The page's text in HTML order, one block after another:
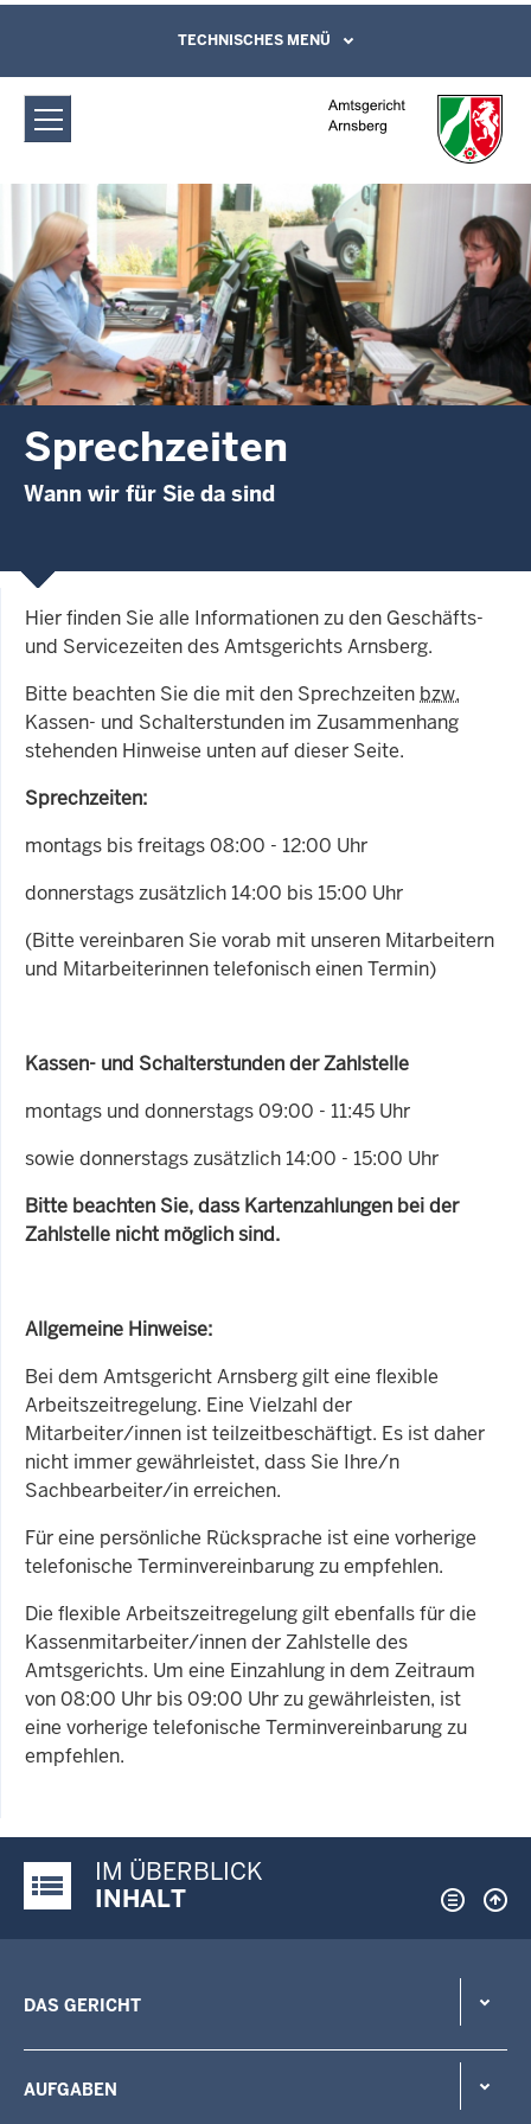
Amtsgericht Arnsberg: Sprechzeiten
Direkt zum Inhalt
Leichte Sprache, Gebärdensprachenvideo
und Kontaktformular
TECHNISCHES MENÜ
Sprechzeiten
Wann wir für Sie da sind
Hier finden Sie alle Informationen zu den Geschäfts-
und Servicezeiten des Amtsgerichts Arnsberg.
Bitte beachten Sie die mit den Sprechzeiten bzw.
Kassen- und Schalterstunden im Zusammenhang
stehenden Hinweise unten auf dieser Seite.
Sprechzeiten:
montags bis freitags 08:00 - 12:00 Uhr
donnerstags zusätzlich 14:00 bis 15:00 Uhr
(Bitte vereinbaren Sie vorab mit unseren Mitarbeitern
und Mitarbeiterinnen telefonisch einen Termin)
Kassen- und Schalterstunden der Zahlstelle
montags und donnerstags 09:00 - 11:45 Uhr
sowie donnerstags zusätzlich 14:00 - 15:00 Uhr
Bitte beachten Sie, dass Kartenzahlungen bei der
Zahlstelle nicht möglich sind.
Allgemeine Hinweise:
Bei dem Amtsgericht Arnsberg gilt eine flexible
Arbeitszeitregelung. Eine Vielzahl der
Mitarbeiter/innen ist teilzeitbeschäftigt. Es ist daher
nicht immer gewährleistet, dass Sie Ihre/n
Sachbearbeiter/in erreichen.
Für eine persönliche Rücksprache ist eine vorherige
telefonische Terminvereinbarung zu empfehlen.
Die flexible Arbeitszeitregelung gilt ebenfalls für die
Kassenmitarbeiter/innen der Zahlstelle des
Amtsgerichts. Um eine Einzahlung in dem Zeitraum
von 08:00 Uhr bis 09:00 Uhr zu gewährleisten, ist
eine vorherige telefonische Terminvereinbarung zu
empfehlen.
Justiz-Portal im Überblick:
IM ÜBERBLICK
INHALT
DAS GERICHT
AUFGABEN